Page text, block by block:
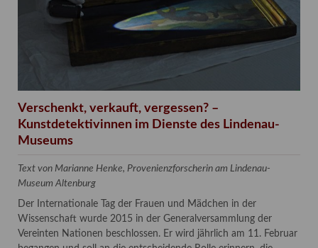
Verschenkt, verkauft, vergessen? –
Kunstdetektivinnen im Dienste des Lindenau-
Museums
Text von Marianne Henke, Provenienzforscherin am Lindenau-
Museum Altenburg
Der Internationale Tag der Frauen und Mädchen in der
Wissenschaft wurde 2015 in der Generalversammlung der
Vereinten Nationen beschlossen. Er wird jährlich am 11. Februar